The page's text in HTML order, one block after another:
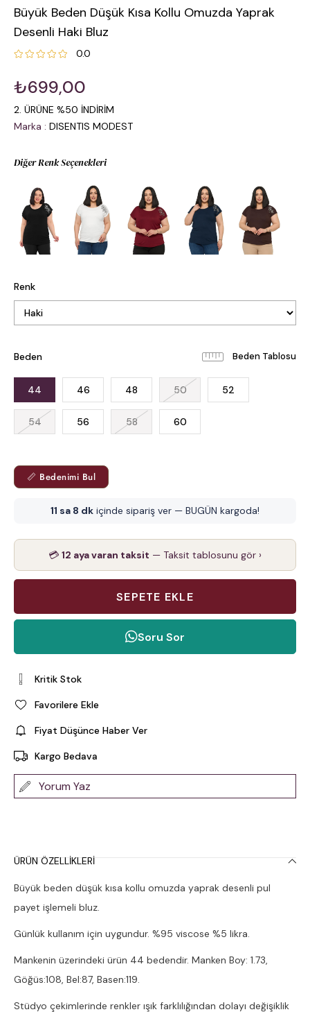
Büyük Beden Düşük Kısa Kollu Omuzda Yaprak
Desenli Haki Bluz
0.0
₺699,00
2. ÜRÜNE %50 İNDİRİM
Marka : DISENTIS MODEST
Diğer Renk Seçenekleri
Renk
Beden Beden Tablosu
44 46 48 50 52
54 56 58 60
📏 Bedenimi Bul
11 sa 8 dk içinde sipariş ver — BUGÜN kargoda!
💳 12 aya varan taksit — Taksit tablosunu gör ›
Soru Sor
Kritik Stok
Favorilere Ekle
Fiyat Düşünce Haber Ver
Kargo Bedava
Yorum Yaz
ÜRÜN ÖZELLIKLERI
Büyük beden düşük kısa kollu omuzda yaprak desenli pul
payet işlemeli bluz.
Günlük kullanım için uygundur. %95 viscose %5 likra.
Mankenin üzerindeki ürün 44 bedendir. Manken Boy: 1.73,
Göğüs:108, Bel:87, Basen:119.
Stüdyo çekimlerinde renkler ışık farklılığından dolayı değişiklik